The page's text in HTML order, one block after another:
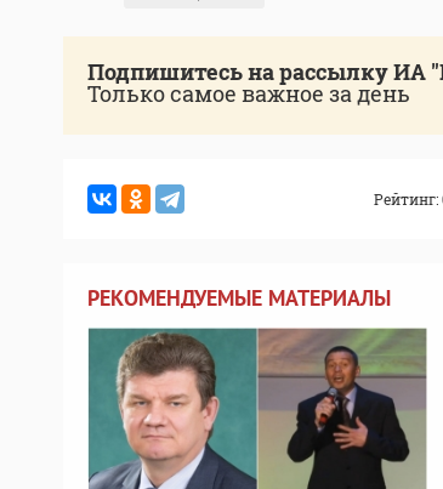
Подпишитесь на рассылку ИА
Только самое важное за день
Рейтинг:
РЕКОМЕНДУЕМЫЕ МАТЕРИАЛЫ